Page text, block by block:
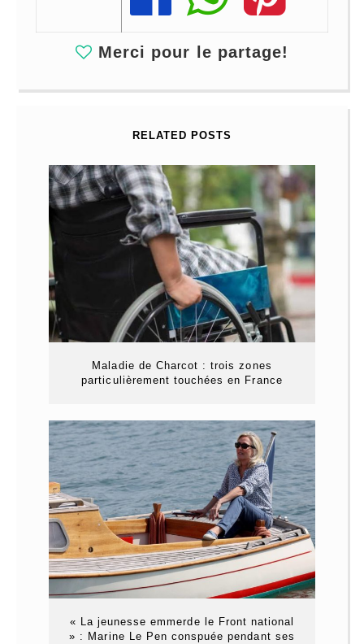
Merci pour le partage!
RELATED POSTS
Maladie de Charcot : trois zones
particulièrement touchées en France
« La jeunesse emmerde le Front national
» : Marine Le Pen conspuée pendant ses